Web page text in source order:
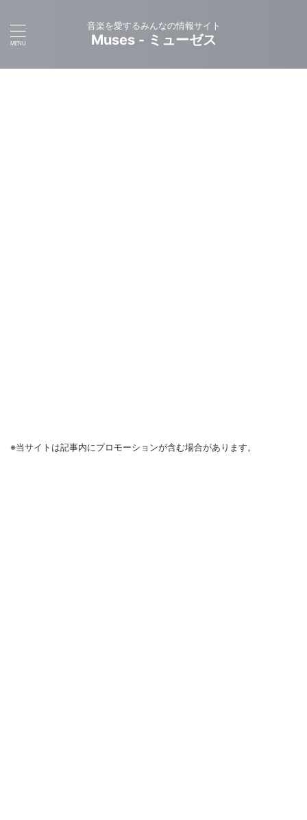
音楽を愛するみんなの情報サイト
Muses - ミューゼス
※当サイトは記事内にプロモーションが含む場合があります。